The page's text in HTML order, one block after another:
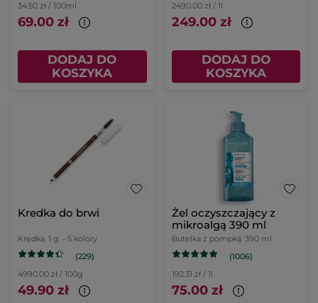
34.50 zł / 100ml
69.00 zł
DODAJ DO
KOSZYKA
2490.00 zł / 1l
249.00 zł
DODAJ DO
KOSZYKA
Kredka do brwi
Kredka 1 g - 5 kolory
(229)
4990.00 zł / 100g
49.90 zł
Żel oczyszczający z
mikroalgą 390 ml
Butelka z pompką 390 ml
(1006)
192.31 zł / 1l
75.00 zł